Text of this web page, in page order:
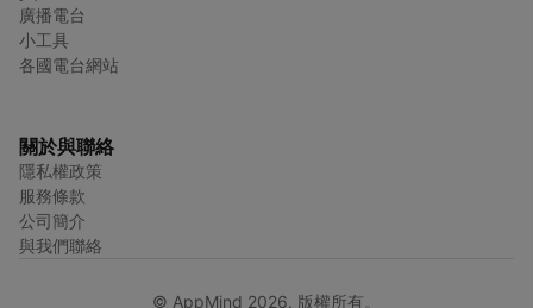
廣播電台
小工具
各國電台網站
關於與聯絡
隱私權政策
服務條款
公司簡介
與我們聯絡
© AppMind 2026. 版權所有。